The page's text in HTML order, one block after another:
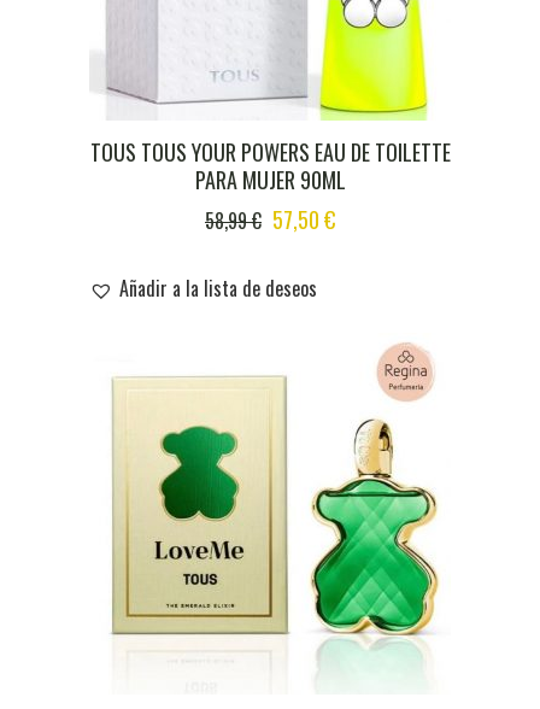
TOUS TOUS YOUR POWERS EAU DE TOILETTE
PARA MUJER 90ML
58,99€ ORIGINAL
WAS:
58,99 €.
57,50€CURRENT
Añadir a la lista de deseos